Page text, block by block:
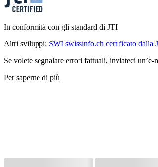
In conformità con gli standard di JTI
Altri sviluppi: SWI swissinfo.ch certificato dalla
Se volete segnalare errori fattuali, inviateci un’e-
Per saperne di più